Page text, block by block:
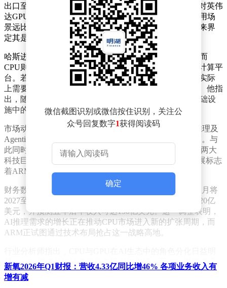
出口至中国，将面临几乎无法实现的挑战，其难度远超对英伟
达GPU的管控。他强调，CPU作为通用计算核心，其应用场
景远比GPU复杂，难以通过简单的性能参数或带宽限制来界
定其是否专用于AI领域。
哈斯进一步解释称，GPU主要用于AI训练等特定场景，而
CPU则广泛渗透于服务器、个人电脑、移动设备等各类计算平
台。若美国试图以类似管控GPU的方式限制CPU出口，实际
上需要封锁所有类型的CPU，这显然不具备现实操作性。他指
出，随着AI产业从训练主导转向推理驱动，CPU在AI基础设
施中的核心地位正在重新凸显。
市场动态印证了这一趋势。英特尔和AMD近期均因AI推理及
Agentic AI应用的爆发式增长，面临CPU需求激增的局面。与
此同时，ARM宣布其自研AGI CPU已获得甲骨文和me
ta两大
科技巨头的采用，其中me ta成为首批客户之一。这一进展标志
着ARM在AI芯片领域的竞争力进一步提升。
财务数据也反映出市场对AGI CPU的强烈需求。ARM上月将
2027至2028财年的AGI CPU需求预期从10亿美元上调至20亿
美元，并预测五年后年收入可达150亿美元。这一调整表明，
AI推理需求的增长正在推动CPU市场进入新的扩张周期，而
ARM正试图通过技术布局抢占这一战略高地。
显。GPU凭借并行计算优势主导训练市场，而CPU则凭借通
用性和低延迟特性，在推理场景中占据不可替代的地位。随着
大模型应用从云端向边缘设备扩散，CPU的市场空间有望进一
微信截图识别或微信按住识别，关注公
众号回复数字1获得阅读码
确定
新氧2026年Q1财报：营收4.33亿同比增46% 各项业务收入有
增有减